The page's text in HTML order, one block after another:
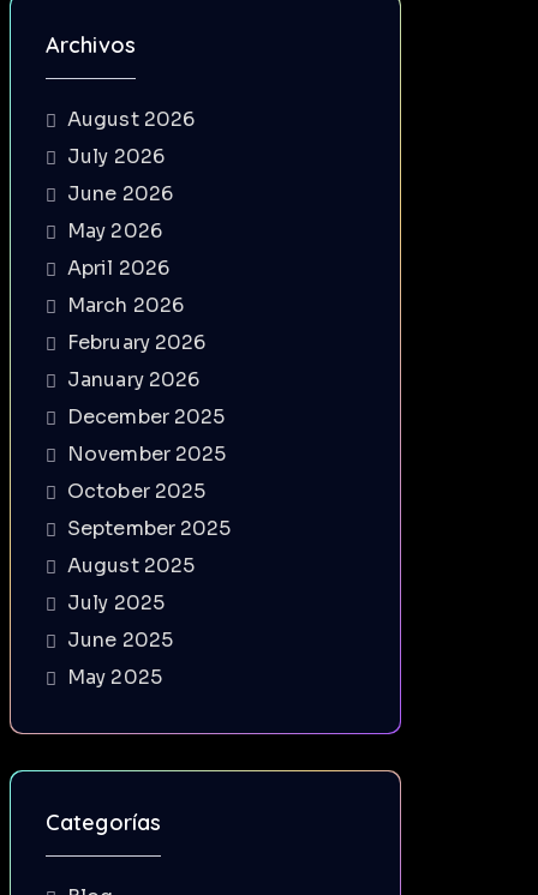
Archivos
August 2026
July 2026
June 2026
May 2026
April 2026
March 2026
February 2026
January 2026
December 2025
November 2025
October 2025
September 2025
August 2025
July 2025
June 2025
May 2025
Categorías